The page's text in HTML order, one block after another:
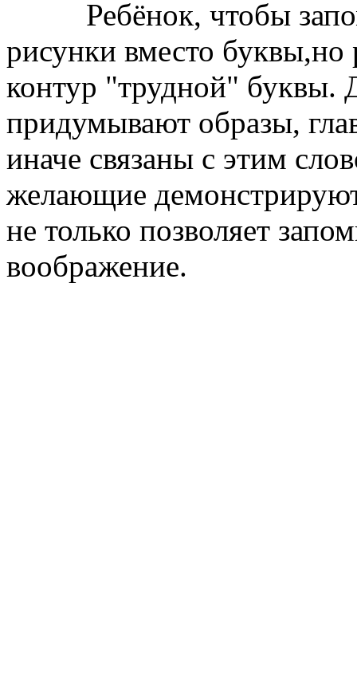
Ребёнок, чтобы
рисунки вместо
контур "трудной" буквы.
придумывают образы,
иначе связаны с этим
желающие
не только позволяет
воображение.